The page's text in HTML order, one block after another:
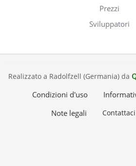
Prezzi
Sviluppatori
Realizzato a Radolfzell (Germania) da
Condizioni d'uso
Note legali
Contattaci